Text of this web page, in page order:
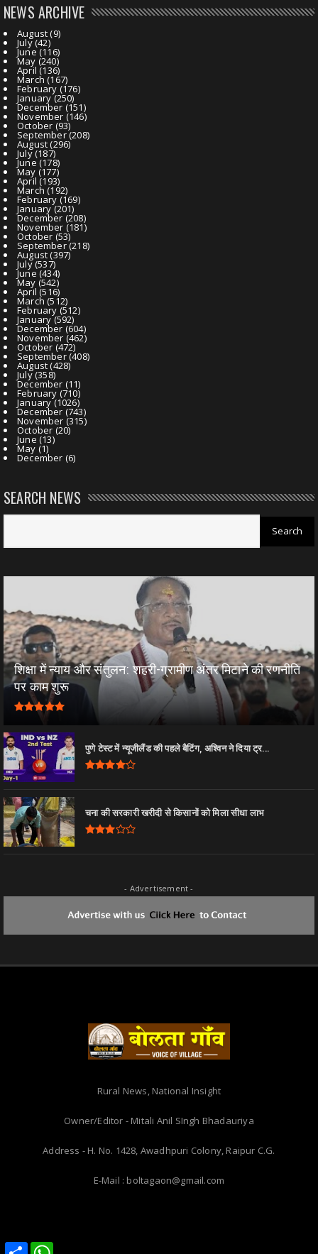
Share
Share
NEWS ARCHIVE
August(9)
July(42)
June(116)
May (240)
April (136)
March (167)
February (176)
January(250)
December (151)
November (146)
October (93)
September(208)
August(296)
July(187)
June(178)
May (177)
April (193)
March (192)
February (169)
January(201)
December (208)
November (181)
October (53)
September(218)
August(397)
July(537)
June(434)
May (542)
April (516)
March (512)
February (512)
January(592)
December (604)
November (462)
October (472)
September(408)
August(428)
July(358)
December (11)
February (710)
January(1026)
December (743)
November (315)
October (20)
June (13)
May (1)
December (6)
SEARCH NEWS
शिक्षा में न्याय और संतुलन: शहरी-ग्रामीण अंतर मिटाने की रणनीति
पर काम शुरू
पुणे टेस्ट में न्यूजीलैंड की पहले बैटिंग, अश्विन ने दिया ट्र...
चना की सरकारी खरीदी से किसानों को मिला सीधा लाभ
- Advertisement -
Rural News, National Insight
Owner/Editor - Mitali Anil SIngh Bhadauriya
Address - H. No. 1428, Awadhpuri Colony, Raipur C.G.
E-Mail : boltagaon@gmail.com